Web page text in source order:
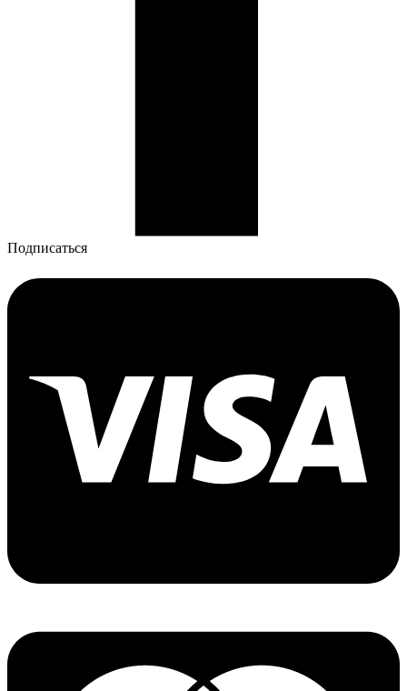
Подписаться